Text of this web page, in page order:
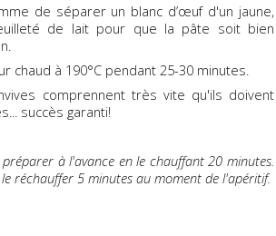
de séparer un blanc d’œuf d'un jaune,
de lait pour que la pâte soit bien
chaud à 190°C pendant 25-30 minutes.
comprennent très vite qu'ils doivent
succès garanti!
préparer à l'avance en le chauffant 20 minutes.
réchauffer 5 minutes au moment de l'apéritif.